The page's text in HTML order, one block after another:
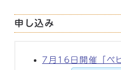
申し込み
7月16日開催「ベ